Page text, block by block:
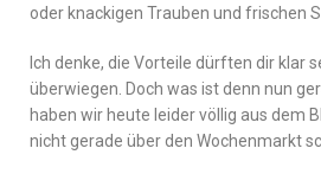
oder knackigen Trauben und frischen
Ich denke, die Vorteile dürften dir klar
überwiegen. Doch was ist denn nun
haben wir heute leider völlig aus dem
nicht gerade über den Wochenmarkt